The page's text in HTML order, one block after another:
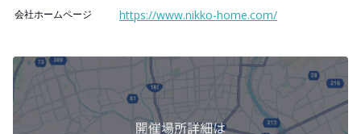
会社ホームページ https://www.nikko-home.com/